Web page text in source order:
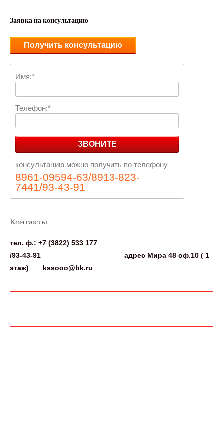
Заявка на консультацию
Получить консультацию
Имя:*
Телефон:*
ЗВОНИТЕ
консультацию можно получить по телефону
8961-09594-63/8913-823-
7441/93-43-91
Контакты
тел. ф.: +7 (3822) 533 177
/93-43-91 адрес Мира 48 оф.10 ( 1
этаж) kssooo@bk.ru